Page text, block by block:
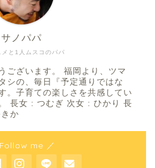
メと1人ムスコのパパ
サノパパ
ございます。 福岡より、ツマ
シの、毎日『予定通りではな
。子育ての楽しさを共感してい
長女 : つむぎ 次女 : ひかり 長
か
me ／